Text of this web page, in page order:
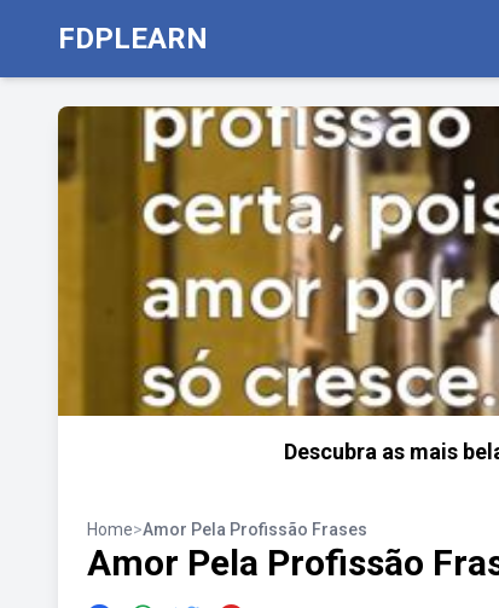
FDPLEARN
Descubra as mais
Home>Amor Pela Profissão Frases
Amor Pela Profissão